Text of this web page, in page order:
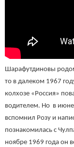
Шарафутдиновы
то в далеком 1967
колхозе «Россия»
водителем. Но в
вспомнил Розу и
познакомилась с
ноябре 1969 года он